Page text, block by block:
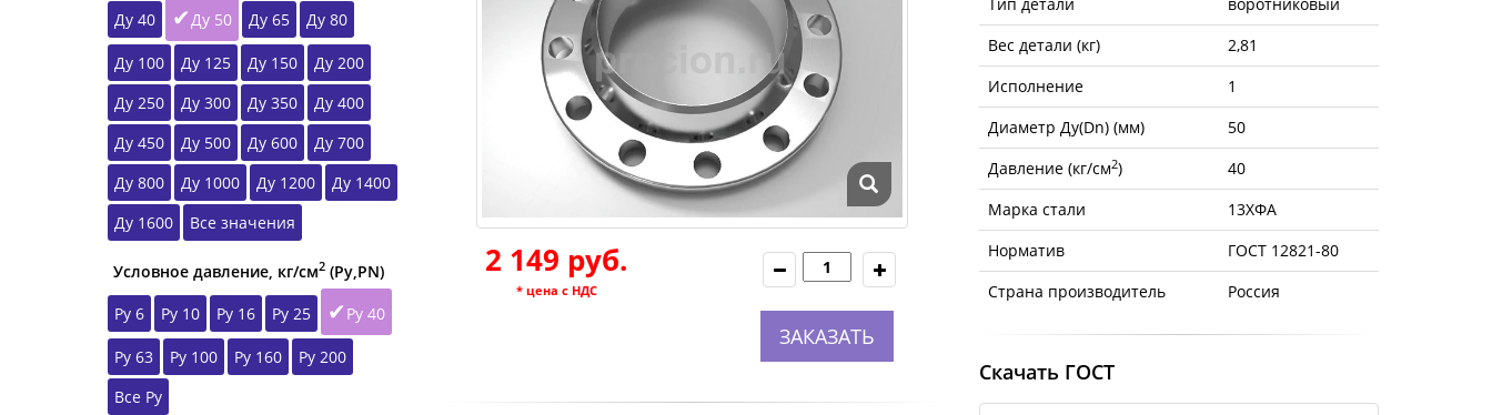
Ду 40 Ду 50 Ду 65 Ду 80
Ду 100 Ду 125 Ду 150
Ду 200
Ду 250
Ду 300 Ду 350
Ду 400
Ду 450
Ду 500 Ду 600
Ду 700
Ду 800
Ду 1000 Ду 1200
Ду 1400
Ду 1600
Все значения
Условное давление, кг/см2 (Ру,РN)
Ру 6
Ру 10 Ру 16 Ру 25 Ру 40
Ру 63 Ру 100 Ру 160
Ру 200
Все Ру
2 149 руб.
* цена с НДС
ЗАКАЗАТЬ
Тип детали
воротниковый
Вес детали (кг)
2,81
Исполнение
1
Диаметр Ду(Dn) (мм)
50
Давление (кг/см2)
40
Марка стали
13ХФА
Норматив
ГОСТ 12821-80
Страна производитель
Россия
Скачать ГОСТ